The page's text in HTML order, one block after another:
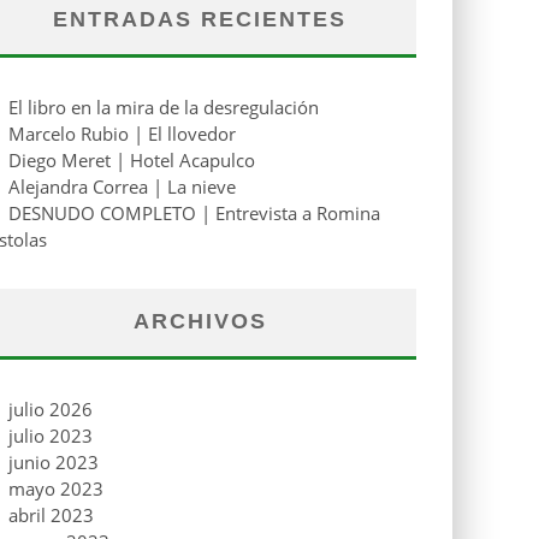
ENTRADAS RECIENTES
El libro en la mira de la desregulación
Marcelo Rubio | El llovedor
Diego Meret | Hotel Acapulco
Alejandra Correa | La nieve
DESNUDO COMPLETO | Entrevista a Romina
ARCHIVOS
julio 2026
julio 2023
junio 2023
mayo 2023
abril 2023